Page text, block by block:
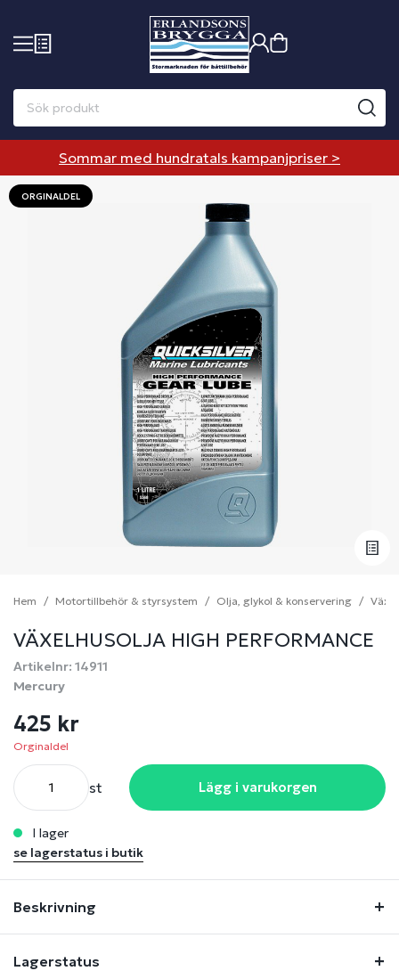
Sommar med hundratals kampanjpriser >
ORGINALDEL
Hem Motortillbehör & styrsystem Olja, glykol & konservering
VÄXELHUSOLJA HIGH PERFORMANCE
Artikelnr: 14911
Mercury
425 kr
Orginaldel
st Lägg i varukorgen
i lager
se lagerstatus i butik
Beskrivning
Lagerstatus